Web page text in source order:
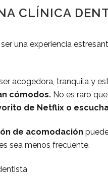
CLÍNICA
una experiencia
acogedora, tranquila y
cómodos. No es raro
de Netflix o
de acomodación
sea menos frecuente.